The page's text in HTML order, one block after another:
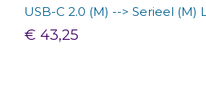
USB-C 2.0 (M) --> Serieel (M)
€ 43,25